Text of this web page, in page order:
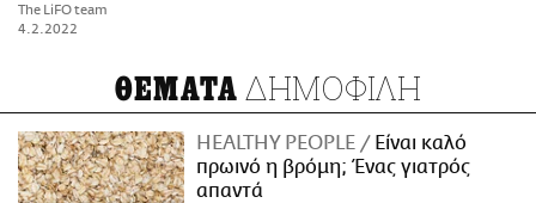
The LiFO team
4.2.2022
ΘΕΜΑΤΑ ΔΗΜΟΦΙΛΗ
HEALTHY PEOPLE
Είναι καλό
πρωινό η βρόμη; Ένας γιατρός
απαντά